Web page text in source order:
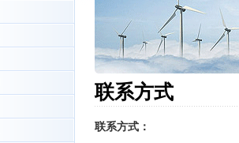
联系方式
联系方式：